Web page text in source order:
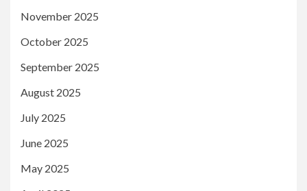
November 2025
October 2025
September 2025
August 2025
July 2025
June 2025
May 2025